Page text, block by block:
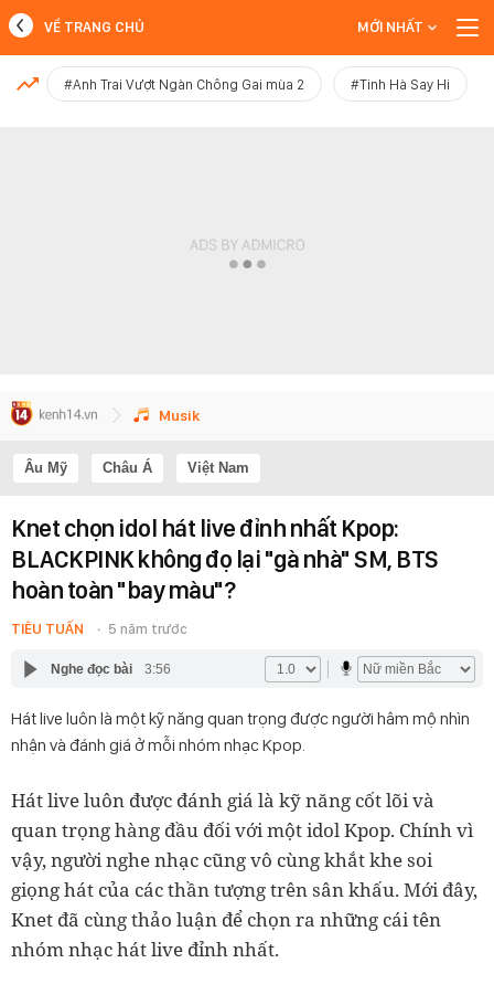
MỚI NHẤT
VỀ TRANG CHỦ MỚI NHẤT
#Anh Trai Vượt Ngàn Chông Gai mùa 2 #Tinh Hà Say Hi
Musik
Âu Mỹ Châu Á Việt Nam
Knet chọn idol hát live đỉnh nhất Kpop:
BLACKPINK không đọ lại "gà nhà" SM, BTS
hoàn toàn "bay màu"?
TIÊU TUẤN 5 năm trước
Nghe đọc bài 3:56
Hát live luôn là một kỹ năng quan trọng được người hâm mộ nhìn
nhận và đánh giá ở mỗi nhóm nhạc Kpop.
Hát live luôn được đánh giá là kỹ năng cốt lõi và
quan trọng hàng đầu đối với một idol Kpop. Chính vì
vậy, người nghe nhạc cũng vô cùng khắt khe soi
giọng hát của các thần tượng trên sân khấu. Mới đây,
Knet đã cùng thảo luận để chọn ra những cái tên
nhóm nhạc hát live đỉnh nhất.